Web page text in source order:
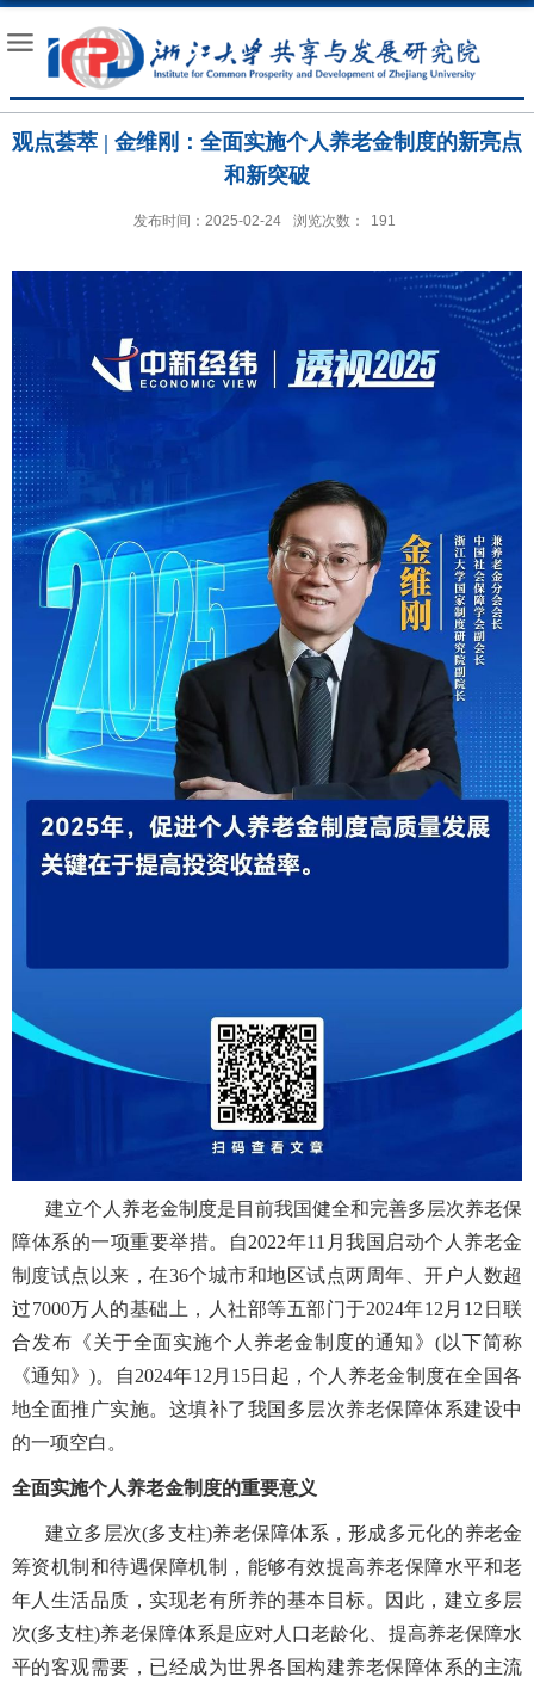
观点荟萃 | 金维刚：全面实施个人养老金制度的新亮点
和新突破
发布时间：2025-02-24 浏览次数： 191
建立个人养老金制度是目前我国健全和完善多层次养老保
障体系的一项重要举措。自2022年11 月我国启动个人养老金
制度试点以来，在36个城市和地区试点两周年、开户人数超
过7000万人的基础上，人社部等五部门于2024年12 月 12 日联
合发布《关于全面实施个人养老金制度的通知》( 以下简称
《通知》)。自2024年12 月 15日起，个人养老金制度在全国各
地全面推广实施。这填补了我国多层次养老保障体系建设中
的一项空白。
全面实施个人养老金制度的重要意义
建立多层次(多支柱)养老保障体系，形成多元化的养老金
筹资机制和待遇保障机制，能够有效提高养老保障水平和老
年人生活品质，实现老有所养的基本目标。因此，建立多层
次(多支柱)养老保障体系是应对人口老龄化、提高养老保障水
平的客观需要，已经成为世界各国构建养老保障体系的主流